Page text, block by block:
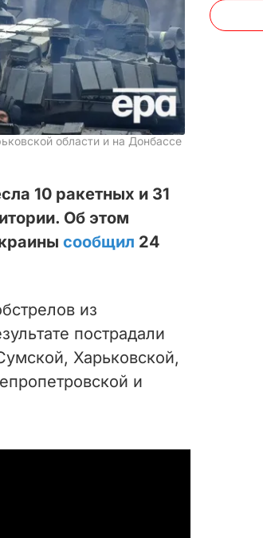
области и на Донбассе
10 ракетных и 31
Об этом
сообщил 24
из
пострадали
Харьковской,
и